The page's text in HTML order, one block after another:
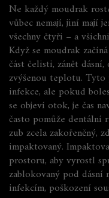
Ne každý moudrak
vůbec nemají, jiní mají
všechny čtyři – a
Když se moudrak
část čelisti, zánět
zvýšenou teplotu. Tyto
infekce, ale pokud
se objeví otok, je čas
často pomůže dentální
zub zcela zakořeněný,
impaktovaný.
prostoru, aby vyrostl
zablokovaný pod
infekcím, poškození